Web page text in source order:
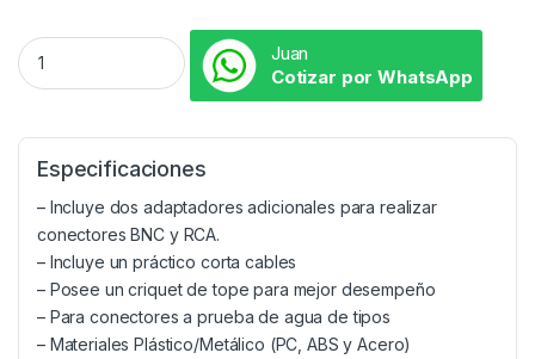
Juan
Cotizar por WhatsApp
Especificaciones
– Incluye dos adaptadores adicionales para realizar
conectores BNC y RCA.
– Incluye un práctico corta cables
– Posee un criquet de tope para mejor desempeño
– Para conectores a prueba de agua de tipos
– Materiales Plástico/Metálico (PC, ABS y Acero)